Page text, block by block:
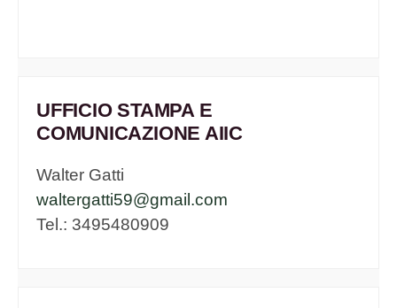
UFFICIO STAMPA E
COMUNICAZIONE AIIC
Walter Gatti
waltergatti59@gmail.com
Tel.: 3495480909